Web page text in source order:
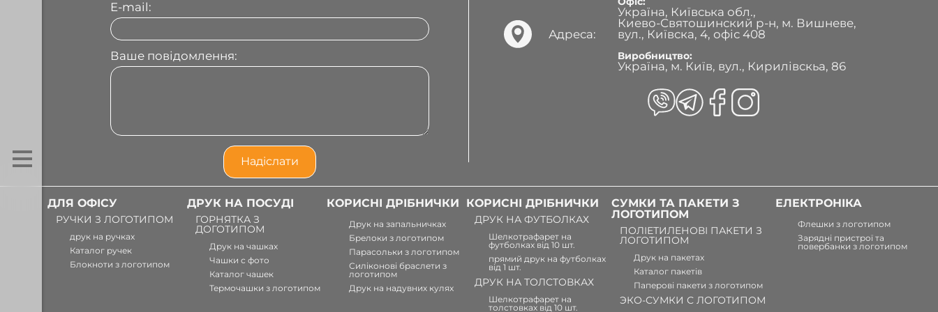
E-mail:
Ваше повідомлення:
Адреса:
Україна, Київська обл.,
Киево-Святошинский р-н, м. Вишневе,
вул., Київска, 4, офіс 408
Виробництво:
Україна, м. Київ, вул., Кирилівскьа, 86
ДЛЯ ОФІСУ
РУЧКИ З ЛОГОТИПОМ
друк на ручках
Каталог ручек
Блокноти з логотипом
ДРУК НА ПОСУДІ
ГОРНЯТКА З
ДОГОТИПОМ
Друк на чашках
Чашки с фото
Каталог чашек
Термочашки з логотипом
КОРИСНІ ДРІБНИЧКИ
Друк на запальничках
Брелоки з логотипом
Парасольки з логотипом
Силіконові браслети з
логотипом
Друк на надувних кулях
КОРИСНІ ДРІБНИЧКИ
ДРУК НА ФУТБОЛКАХ
Шелкотрафарет на
футболках від 10 шт.
прямий друк на футболках
від 1 шт.
ДРУК НА ТОЛСТОВКАХ
Шелкотрафарет на
толстовках від 10 шт.
СУМКИ ТА ПАКЕТИ З
ЛОГОТИПОМ
ПОЛІЕТИЛЕНОВІ ПАКЕТИ З
ЛОГОТИПОМ
Друк на пакетах
Каталог пакетів
Паперові пакети з логотипом
ЭКО-СУМКИ С ЛОГОТИПОМ
ЕЛЕКТРОНІКА
Флешки з логотипом
Зарядні пристрої та
повербанки з логотипом